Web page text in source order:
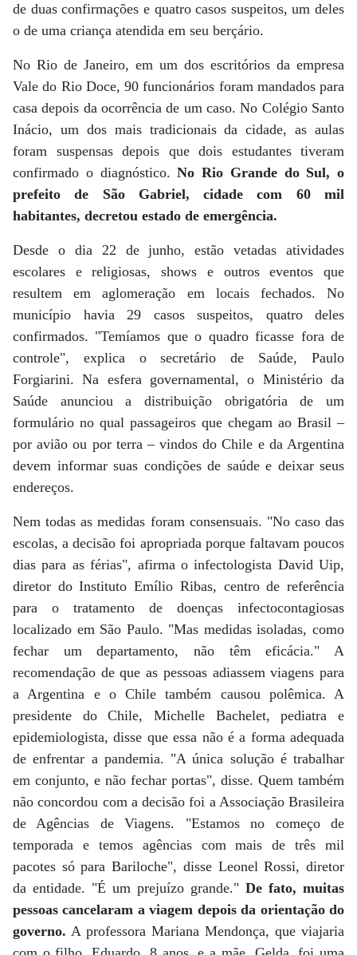
de duas confirmações e quatro casos suspeitos, um deles
o de uma criança atendida em seu berçário.
No Rio de Janeiro, em um dos escritórios da empresa
Vale do Rio Doce, 90 funcionários foram mandados para
casa depois da ocorrência de um caso. No Colégio Santo
Inácio, um dos mais tradicionais da cidade, as aulas
foram suspensas depois que dois estudantes tiveram
confirmado o diagnóstico.No Rio Grande do Sul, o
prefeito de São Gabriel, cidade com 60 mil
habitantes, decretou estado de emergência.
Desde o dia 22 de junho, estão vetadas atividades
escolares e religiosas, shows e outros eventos que
resultem em aglomeração em locais fechados. No
município havia 29 casos suspeitos, quatro deles
confirmados. "Temíamos que o quadro ficasse fora de
controle", explica o secretário de Saúde, Paulo
Forgiarini. Na esfera governamental, o Ministério da
Saúde anunciou a distribuição obrigatória de um
formulário no qual passageiros que chegam ao Brasil –
por avião ou por terra – vindos do Chile e da Argentina
devem informar suas condições de saúde e deixar seus
endereços.
Nem todas as medidas foram consensuais. "No caso das
escolas, a decisão foi apropriada porque faltavam poucos
dias para as férias", afirma o infectologista David Uip,
diretor do Instituto Emílio Ribas, centro de referência
para o tratamento de doenças infectocontagiosas
localizado em São Paulo. "Mas medidas isoladas, como
fechar um departamento, não têm eficácia." A
recomendação de que as pessoas adiassem viagens para
a Argentina e o Chile também causou polêmica. A
presidente do Chile, Michelle Bachelet, pediatra e
epidemiologista, disse que essa não é a forma adequada
de enfrentar a pandemia. "A única solução é trabalhar
em conjunto, e não fechar portas", disse. Quem também
não concordou com a decisão foi a Associação Brasileira
de Agências de Viagens. "Estamos no começo de
temporada e temos agências com mais de três mil
pacotes só para Bariloche", disse Leonel Rossi, diretor
da entidade. "É um prejuízo grande." De fato, muitas
pessoas cancelaram a viagem depois da orientação do
governo. A professora Mariana Mendonça, que viajaria